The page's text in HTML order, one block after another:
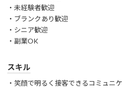
・未経験者歓迎
・ブランクあり歓迎
・シニア歓迎
・副業OK
スキル
・笑顔で明るく接客できるコミュニ